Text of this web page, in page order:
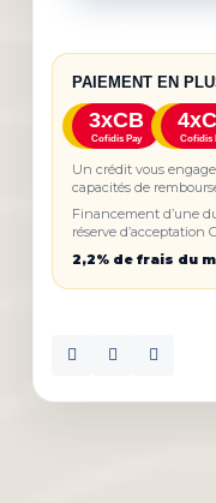
PAIEMENT EN
3xCB
Cofidis Pay Cofidis
Un crédit vous
capacités de
Financement d’une
réserve d’acceptation
2,2% de frais du